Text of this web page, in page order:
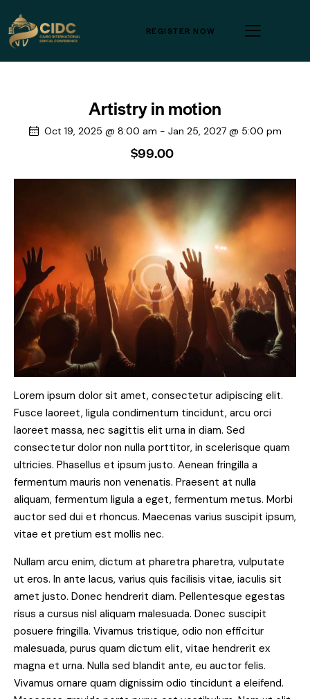
REGISTER NOW
Artistry in motion
Oct 19, 2025 @ 8:00 am - Jan 25, 2027 @ 5:00 pm
$99.00
Lorem ipsum dolor sit amet, consectetur adipiscing elit.
Fusce laoreet, ligula condimentum tincidunt, arcu orci
laoreet massa, nec sagittis elit urna in diam. Sed
consectetur dolor non nulla porttitor, in scelerisque quam
ultricies. Phasellus et ipsum justo. Aenean fringilla a
fermentum mauris non venenatis. Praesent at nulla
aliquam, fermentum ligula a eget, fermentum metus. Morbi
auctor sed dui et rhoncus. Maecenas varius suscipit ipsum,
vitae et pretium est mollis nec.
Nullam arcu enim, dictum at pharetra pharetra, vulputate
ut eros. In ante lacus, varius quis facilisis vitae, iaculis sit
amet justo. Donec hendrerit diam. Pellentesque egestas
risus a cursus nisl aliquam malesuada. Donec suscipit
posuere fringilla. Vivamus tristique, odio non efficitur
malesuada, purus quam dictum elit, vitae hendrerit ex
magna et urna. Nulla sed blandit ante, eu auctor felis.
Vivamus ornare quam dignissim odio tincidunt a eleifend.